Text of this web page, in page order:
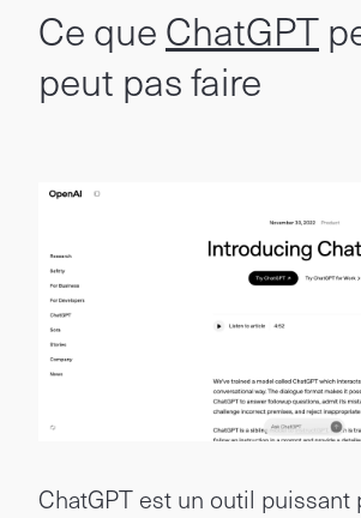
Ce queChatGPT
peut pas faire
ChatGPT est un outil puissant